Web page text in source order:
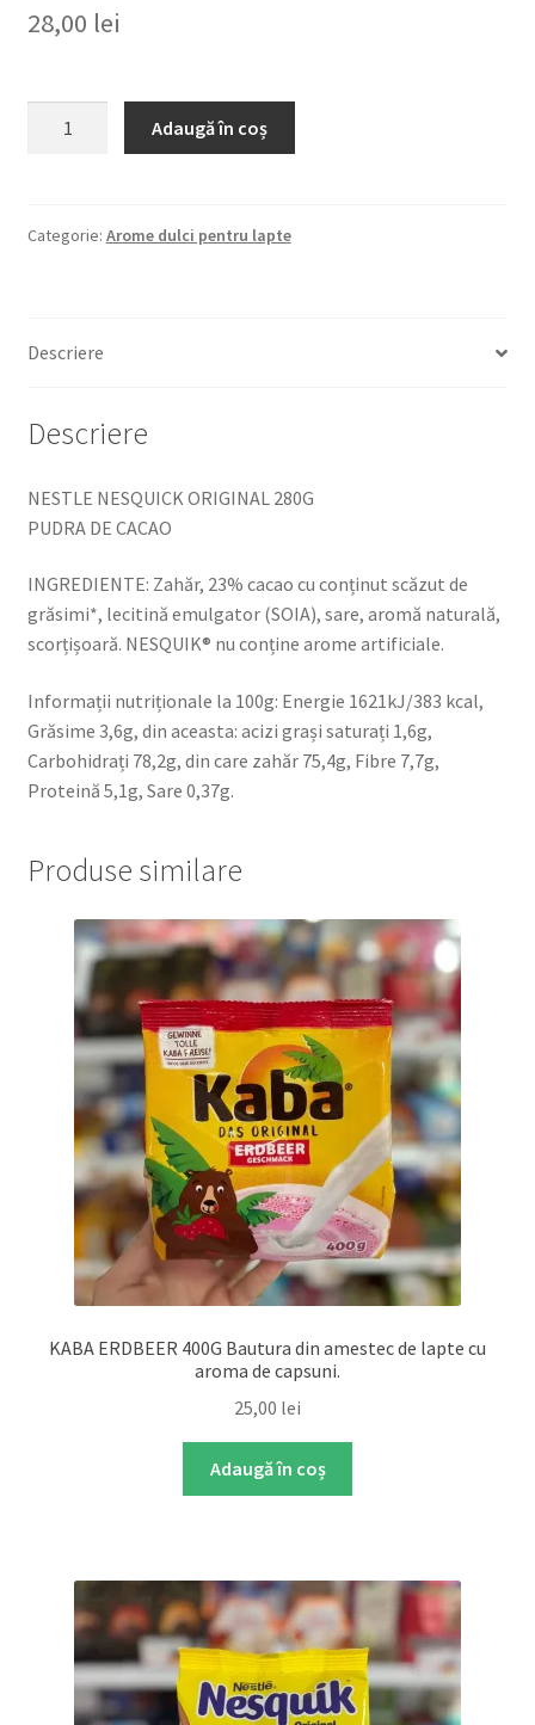
28,00 lei
280G
Adaugă în coș
Categorie: Arome dulci pentru lapte
Descriere
Descriere
NESTLE NESQUICK ORIGINAL 280G
PUDRA DE CACAO
INGREDIENTE: Zahăr, 23% cacao cu conținut scăzut de
grăsimi*, lecitină emulgator (SOIA), sare, aromă naturală,
scorțișoară. NESQUIK® nu conține arome artificiale.
Informații nutriționale la 100g: Energie 1621kJ/383 kcal,
Grăsime 3,6g, din aceasta: acizi grași saturați 1,6g,
Carbohidrați 78,2g, din care zahăr 75,4g, Fibre 7,7g,
Proteină 5,1g, Sare 0,37g.
Produse similare
KABA ERDBEER 400G Bautura din amestec de lapte cu
aroma de capsuni.
25,00 lei
Adaugă în coș